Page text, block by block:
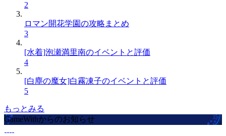
2
ロマン開花学園の攻略まとめ
3
[水着]泡瀬満里南のイベントと評価
4
[白塵の魔女]白霧凍子のイベントと評価
5
もっとみる
GameWithからのお知らせ